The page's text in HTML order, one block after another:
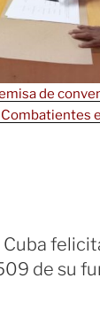
de
de su